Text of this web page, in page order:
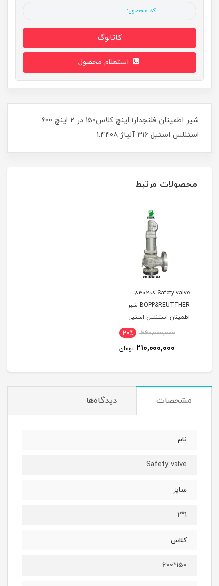
کد محصول:
کاتالوگ
استعلام محصول
شیر اطمینان فلنجدار1 اینچ کلاس150 در 2 اینچ 600
استنلس استیل 316 آلیاژ 1.4408
محصولات مرتبط
Safety valve کد8302
BOPP&REUTTHER شیر
اطمینان استنلس استیل
260,000,000 20٪
210,000,000 تومان
مشخصات دیدگاه‌ها
نام
Safety valve
سایز
1*2
کلاس
150*600